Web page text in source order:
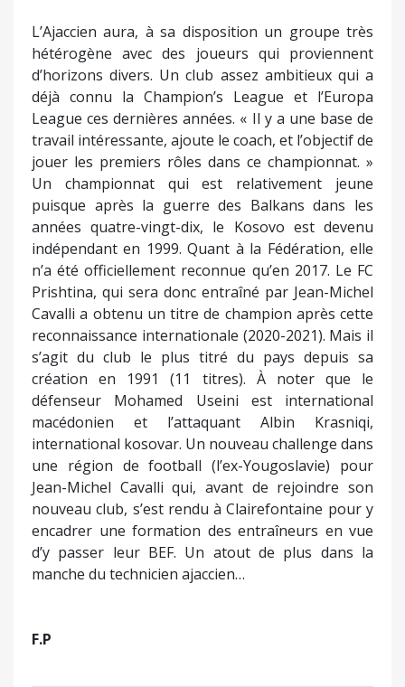
L’Ajaccien aura, à sa disposition un groupe très
hétérogène avec des joueurs qui proviennent
d’horizons divers. Un club assez ambitieux qui a
déjà connu la Champion’s League et l’Europa
League ces dernières années. « Il y a une base de
travail intéressante, ajoute le coach, et l’objectif de
jouer les premiers rôles dans ce championnat. »
Un championnat qui est relativement jeune
puisque après la guerre des Balkans dans les
années quatre-vingt-dix, le Kosovo est devenu
indépendant en 1999. Quant à la Fédération, elle
n’a été officiellement reconnue qu’en 2017. Le FC
Prishtina, qui sera donc entraîné par Jean-Michel
Cavalli a obtenu un titre de champion après cette
reconnaissance internationale (2020-2021). Mais il
s’agit du club le plus titré du pays depuis sa
création en 1991 (11 titres). À noter que le
défenseur Mohamed Useini est international
macédonien et l’attaquant Albin Krasniqi,
international kosovar. Un nouveau challenge dans
une région de football (l’ex-Yougoslavie) pour
Jean-Michel Cavalli qui, avant de rejoindre son
nouveau club, s’est rendu à Clairefontaine pour y
encadrer une formation des entraîneurs en vue
d’y passer leur BEF. Un atout de plus dans la
manche du technicien ajaccien…
F.P